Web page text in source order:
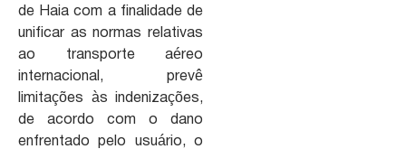
de Haia com a finalidade de
unificar as normas relativas
ao transporte aéreo
internacional, prevê
limitações às indenizações,
de acordo com o dano
enfrentado pelo usuário, o